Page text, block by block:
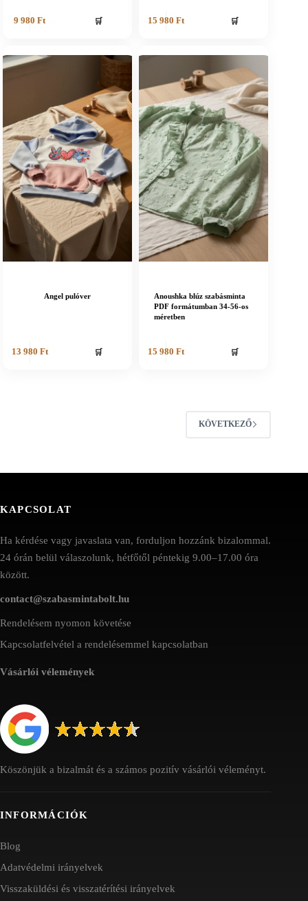
9 980Ft 🛒 15 980 Ft 🛒
Angel pulóver
13 980 Ft 🛒
Anoushka blúz szabásminta
PDF formátumban 34-56-os
méretben
15 980 Ft 🛒
KÖVETKEZŐ
KAPCSOLAT
Ha kérdése vagy javaslata van, forduljon hozzánk bizalommal.
24 órán belül válaszolunk, hétfőtől péntekig 9.00–17.00 óra
között.
contact@szabasmintabolt.hu
Rendelésem nyomon követése
Kapcsolatfelvétel a rendelésemmel kapcsolatban
Vásárlói vélemények
Köszönjük a bizalmát és a számos pozitív vásárlói véleményt.
INFORMÁCIÓK
Blog
Adatvédelmi irányelvek
Visszaküldési és visszatérítési irányelvek